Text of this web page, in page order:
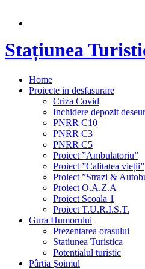
Stațiunea
Home
Proiecte in desfasurare
Criza Covid
Inchidere depozit
PNRR C10
PNRR C3
PNRR C5
Proiect ”Ambulatoriu”
Proiect ”Calitatea vieții”
Proiect ”Strazi &
Proiect O.A.Z.A
Proiect Scoala 1
Proiect T.U.R.I.S.T.
Gura Humorului
Prezentarea orasului
Statiunea Turistica
Potentialul turistic
Pârtia Şoimul